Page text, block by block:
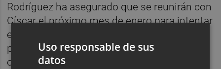
Rodríguez ha asegurado que se reunirán con
Císcar el próximo mes de enero para intentar
elaborar una propuesta firme de pago por
parte de la Generalitat, de forma que los
centros concertados puedan organizar los
Uso responsable de sus
datos